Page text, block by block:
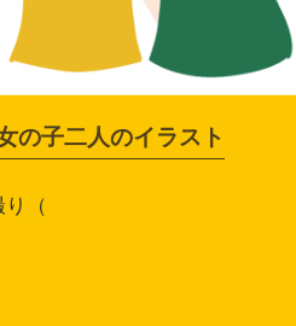
の子二人のイラスト
（